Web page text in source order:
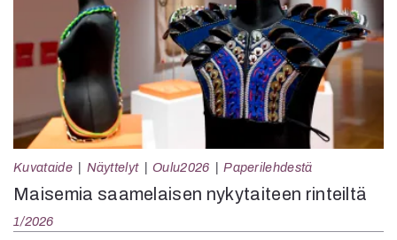
Kuvataide Näyttelyt Oulu2026 Paperilehdestä
Maisemia saamelaisen nykytaiteen rinteiltä
1/2026